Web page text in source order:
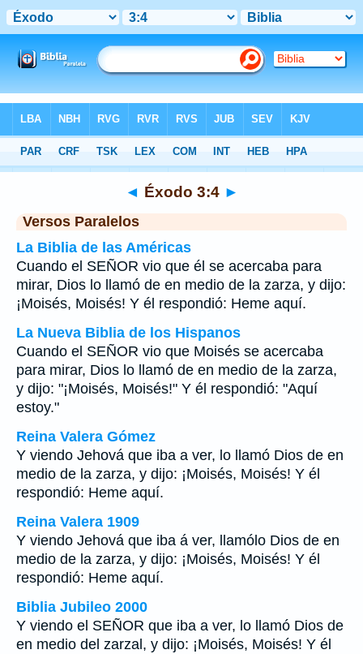
>Éxodo> Capítulo 3> Verso 4
◄ Éxodo 3:4 ►
Versos Paralelos
La Biblia de las Américas
Cuando el SEÑOR vio que él se acercaba para
mirar, Dios lo llamó de en medio de la zarza, y dijo:
¡Moisés, Moisés! Y él respondió: Heme aquí.
La Nueva Biblia de los Hispanos
Cuando el SEÑOR vio que Moisés se acercaba
para mirar, Dios lo llamó de en medio de la zarza,
y dijo: "¡Moisés, Moisés!" Y él respondió: "Aquí
estoy."
Reina Valera Gómez
Y viendo Jehová que iba a ver, lo llamó Dios de en
medio de la zarza, y dijo: ¡Moisés, Moisés! Y él
respondió: Heme aquí.
Reina Valera 1909
Y viendo Jehová que iba á ver, llamólo Dios de en
medio de la zarza, y dijo: ¡Moisés, Moisés! Y él
respondió: Heme aquí.
Biblia Jubileo 2000
Y viendo el SEÑOR que iba a ver, lo llamó Dios de
en medio del zarzal, y dijo: ¡Moisés, Moisés! Y él